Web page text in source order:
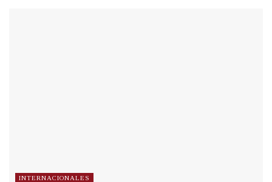
INTERNACIONALES